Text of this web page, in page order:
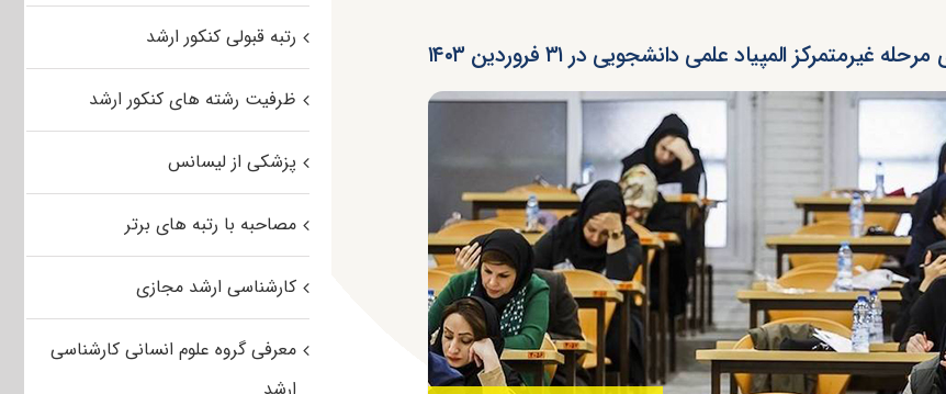
غیرمتمرکز المپیاد علمی دانشجویی در ۳۱ فروردین ۱۴۰۳
رتبه قبولی کنکور ارشد
ظرفیت رشته های کنکور ارشد
پزشکی از لیسانس
مصاحبه با رتبه های برتر
کارشناسی ارشد مجازی
معرفی گروه علوم انسانی کارشناسی